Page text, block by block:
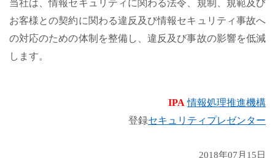
当社は、情報セキュリティに関わる法令、規制、規範及び
お客様との契約に関わる違反及び情報セキュリティ事故へ
の対応のための体制を整備し、違反及び事故の影響を低減
します。
IPA 情報処理推進機構
登録セキュリティプレゼンター
2018年07月15日